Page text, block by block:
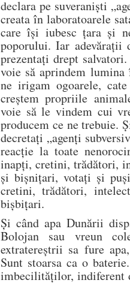
declara pe suveraniști
creata în laboratoarele
care își iubesc țara și
poporului. Iar adevărații
prezentați drept
voie să aprindem lumina
ne irigam ogoarele,
creștem propriile
voie să le vindem cui
producem ce ne trebuie.
decretați „agenți
reacție la toate
inapți, cretini, trădători,
și bișnițari, votați și
cretini, trădători,
bișbițari.
Și când apa Dunării
Bolojan sau vreun
extratereștrii sa fure
Sunt stoarsa ca o
imbecilităților, indiferent